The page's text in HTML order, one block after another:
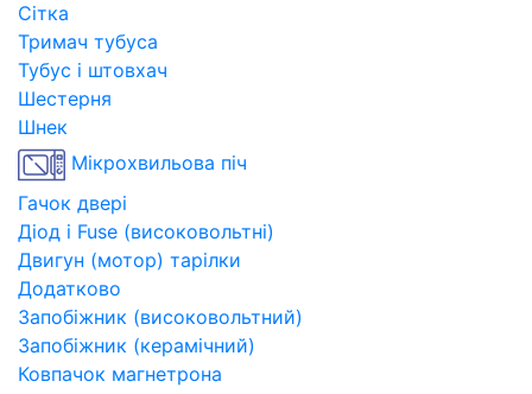
Сітка
Тримач тубуса
Тубус і штовхач
Шестерня
Шнек
Мікрохвильова піч
Гачок двері
Діод і Fuse (високовольтні)
Двигун (мотор) тарілки
Додатково
Запобіжник (високовольтний)
Запобіжник (керамічний)
Ковпачок магнетрона